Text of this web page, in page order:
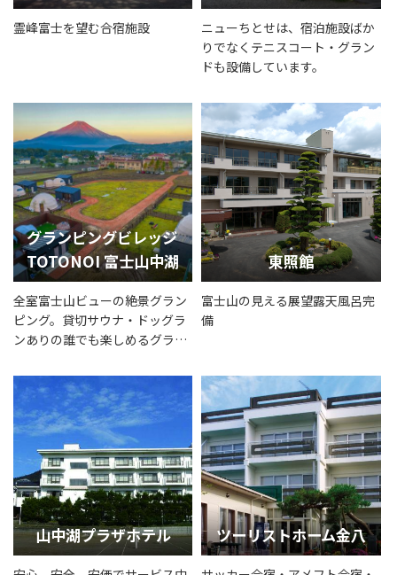
霊峰富士を望む合宿施設
ニューちとせは、宿泊施設ばか
りでなくテニスコート・グラン
ドも設備しています。
グランピングビレッジ
TOTONOI 富士山中湖
全室富士山ビューの絶景グラン
ピング。貸切サウナ・ドッグラ
ンありの誰でも楽しめるグラン
東照館
富士山の見える展望露天風呂完
備
山中湖プラザホテル ツーリストホーム金八